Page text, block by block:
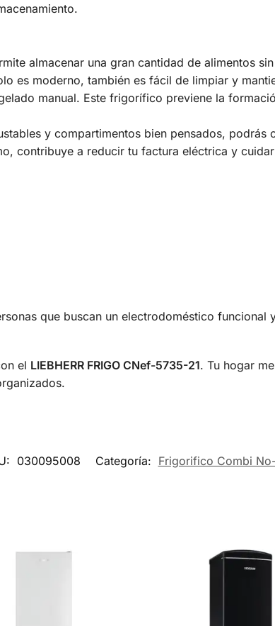
almacenar una gran cantidad de alimentos
es moderno, también es fácil de limpiar y
manual. Este frigorífico previene la
y compartimentos bien pensados, podrás
contribuye a reducir tu factura eléctrica y
que buscan un electrodoméstico funcional
el LIEBHERR FRIGO CNef-5735-21. Tu hogar
030095008 Categoría: Frigorifico Combi